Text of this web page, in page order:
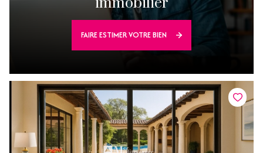
FAIRE ESTIMER VOTRE BIEN